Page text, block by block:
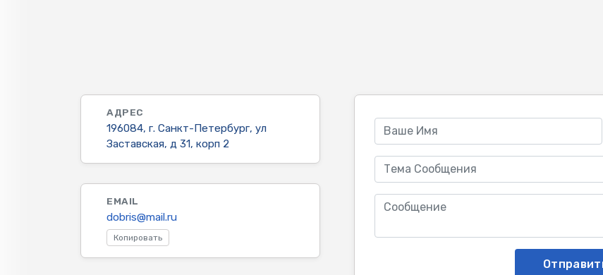
АДРЕС
196084, г. Санкт-Петербург, ул
Заставская, д 31, корп 2
EMAIL
dobris@mail.ru
Копировать